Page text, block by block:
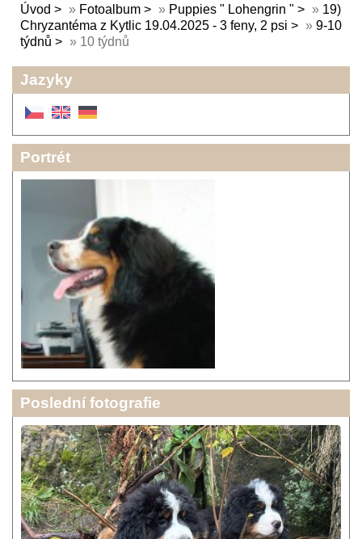
Úvod » Fotoalbum » Puppies " Lohengrin " » 19)
Chryzantéma z Kytlic 19.04.2025 - 3 feny, 2 psi
» 9-10
týdnů
» 10 týdnů
Jazyky
Portrét
Poslední fotografie